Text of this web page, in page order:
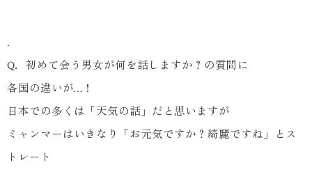
.
Q．初めて会う男女が何を話しますか？の質問に
各国の違いが…！
日本での多くは「天気の話」だと思いますが
ミャンマーはいきなり「お元気ですか？綺麗ですね」とス
トレート